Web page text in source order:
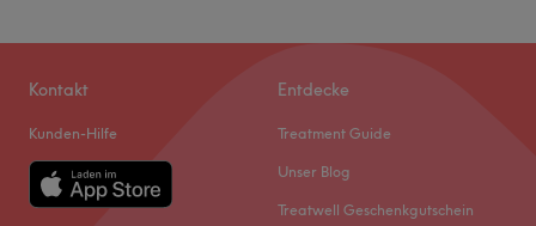
Kontakt
Kunden-Hilfe
Entdecke
Treatment Guide
Unser Blog
Treatwell Geschenkgutschein